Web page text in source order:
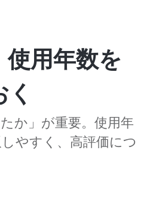
使用年数を
か」が重要。使用年
やすく、高評価につ